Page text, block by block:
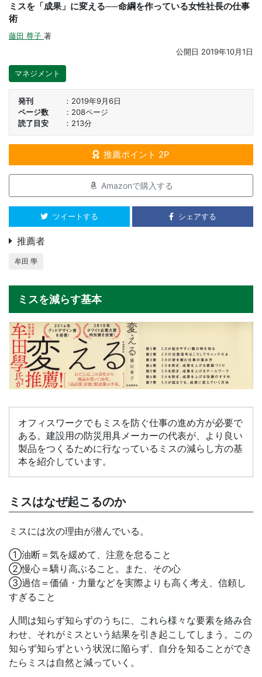
ミスを「成果」に変える──命綱を作っている女性社長の仕事
術
藤田 尊子 著
公開日 2019年10月1日
マネジメント
発刊
2019年9月6日
ページ数
208ページ
読了目安
213分
推薦ポイント 2P
Amazonで購入する
ツイートする シェアする
推薦者
牟田 學
ミスを減らす基本
オフィスワークでもミスを防ぐ仕事の進め方が必要で
ある。建設用の防災用具メーカーの代表が、より良い
製品をつくるために行なっているミスの減らし方の基
本を紹介しています。
ミスはなぜ起こるのか
ミスには次の理由が潜んでいる。
①油断＝気を緩めて、注意を怠ること
②慢心＝驕り高ぶること。また、その心
③過信＝価値・力量などを実際よりも高く考え、信頼し
すぎること
人間は知らず知らずのうちに、これら様々な要素を絡み合
わせ、それがミスという結果を引き起こしてしまう。この
知らず知らずという状況に陥らず、自分を知ることができ
たらミスは自然と減っていく。